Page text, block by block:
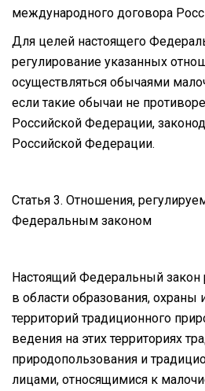
международного договора
Для целей настоящего
регулирование указанных
осуществляться обычаями
если такие обычаи не
Российской Федерации,
Российской Федерации.
Статья 3. Отношения,
Федеральным законом
Настоящий Федеральный закон
в области образования, охраны
территорий традиционного
ведения на этих территориях
природопользования и
лицами, относящимися к